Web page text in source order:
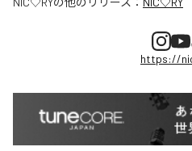
https://